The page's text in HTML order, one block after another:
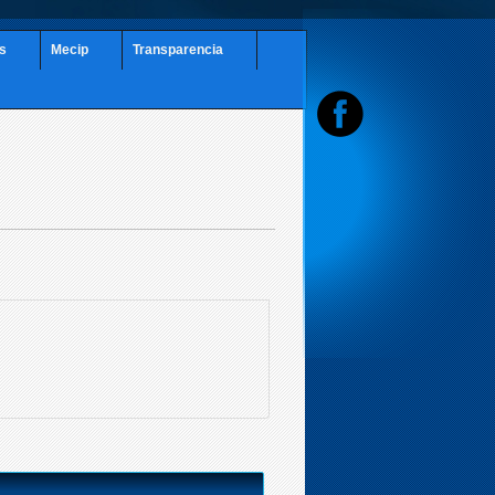
Mecip Transparencia